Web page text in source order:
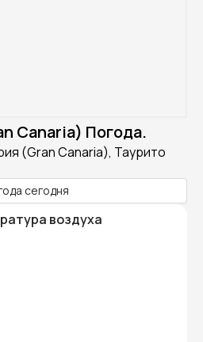
Canaria) Погода.
(Gran Canaria), Таурито
сегодня
воздуха